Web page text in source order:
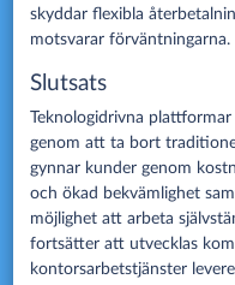
skyddar flexibla
motsvarar förväntningarna.
Slutsats
Teknologidrivna
genom att ta bort
gynnar kunder genom
och ökad bekvämlighet
möjlighet att arbeta
fortsätter att utvecklas
kontorsarbetstjänster